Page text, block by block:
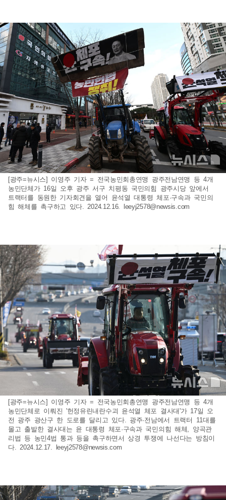
[광주=뉴시스] 이영주 기자 = 전국농민회총연맹 광주전남연맹 등 4개
농민단체가 16일 오후 광주 서구 치평동 국민의힘 광주시당 앞에서
트랙터를 동원한 기자회견을 열어 윤석열 대통령 체포·구속과 국민의
힘 해체를 촉구하고 있다. 2024.12.16.
leeyj2578@newsis.com
[광주=뉴시스] 이영주 기자 = 전국농민회총연맹 광주전남연맹 등 4개
농민단체로 이뤄진 '헌정유린내란수괴 윤석열 체포 결사대'가 17일 오
전 광주 광산구 한 도로를 달리고 있다. 광주·전남에서 트랙터 11대를
몰고 출발한 결사대는 윤 대통령 체포·구속과 국민의힘 해체, 양곡관
리법 등 농민4법 통과 등을 촉구하면서 상경 투쟁에 나선다는 방침이
다. 2024.12.17.
leeyj2578@newsis.com